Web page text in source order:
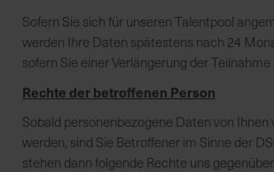
Sofern Sie sich für unseren Talentpool
werden Ihre Daten spätestens nach 24
sofern Sie einer Verlängerung der
Rechte der betroffenen Person
Sobald personenbezogene Daten von Ihnen
werden, sind Sie Betroffener im Sinne der
stehen dann folgende Rechte uns